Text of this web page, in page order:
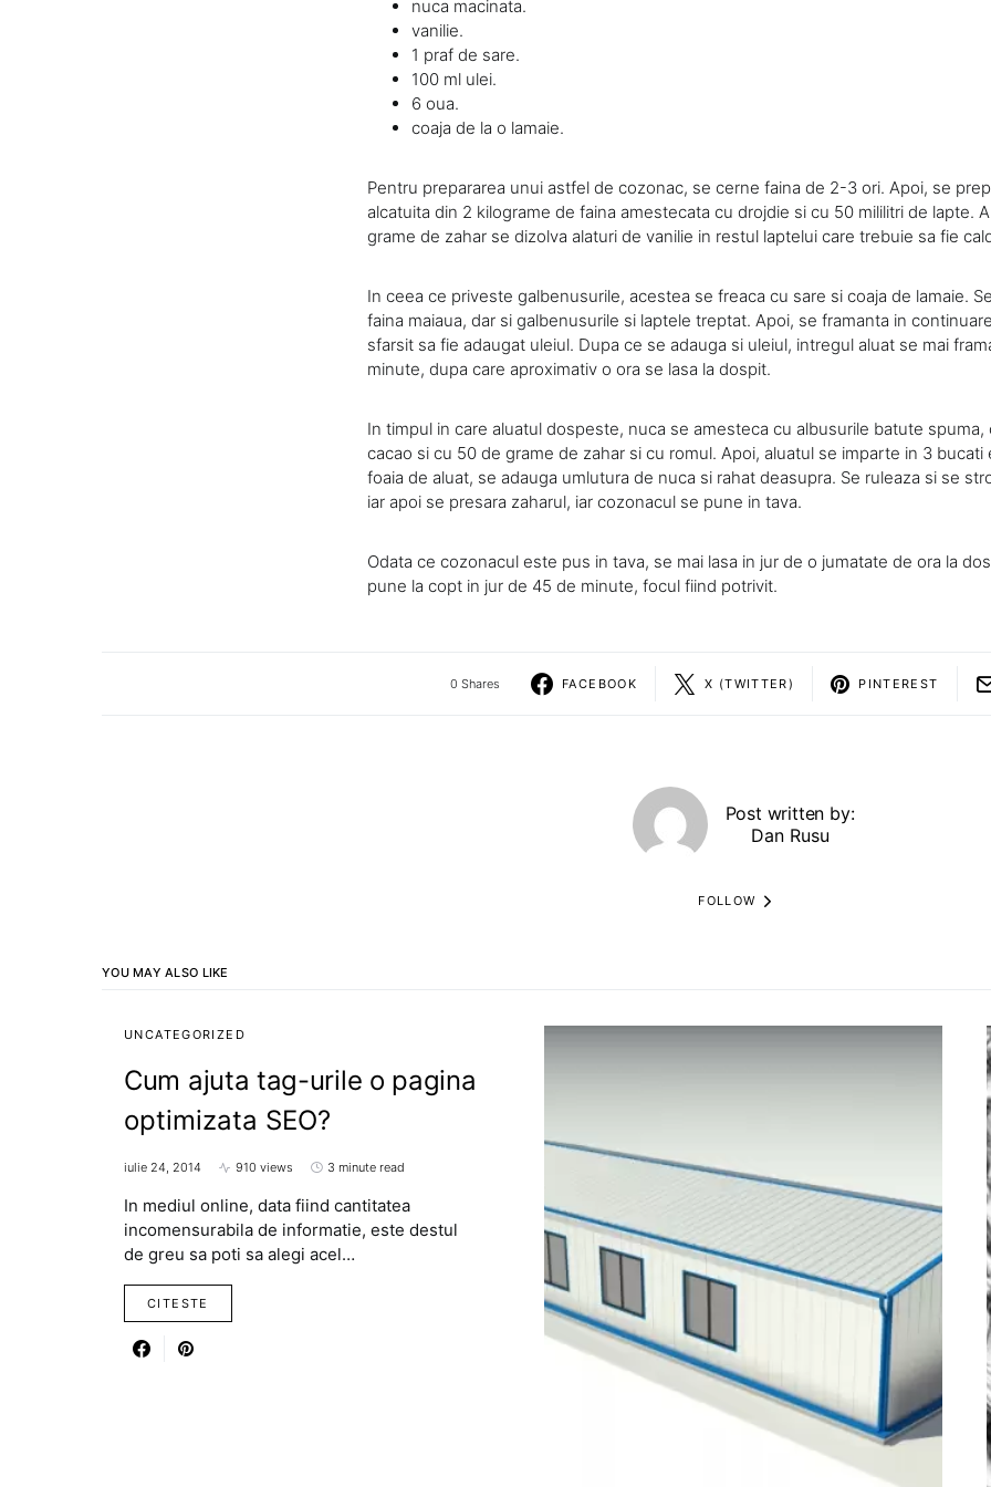
nuca macinata.
vanilie.
1 praf de sare.
100 ml ulei.
6 oua.
coaja de la o lamaie.
Pentru prepararea unui astfel de cozonac, se cerne faina de 2-3 ori. Apoi, se
alcatuita din 2 kilograme de faina amestecata cu drojdie si cu 50 mililitri de lapte.
grame de zahar se dizolva alaturi de vanilie in restul laptelui care trebuie sa fie
In ceea ce priveste galbenusurile, acestea se freaca cu sare si coaja de lamaie.
faina maiaua, dar si galbenusurile si laptele treptat. Apoi, se framanta in
sfarsit sa fie adaugat uleiul. Dupa ce se adauga si uleiul, intregul aluat se mai
minute, dupa care aproximativ o ora se lasa la dospit.
In timpul in care aluatul dospeste, nuca se amesteca cu albusurile batute spuma,
cacao si cu 50 de grame de zahar si cu romul. Apoi, aluatul se imparte in 3 bucati
foaia de aluat, se adauga umlutura de nuca si rahat deasupra. Se ruleaza si se
iar apoi se presara zaharul, iar cozonacul se pune in tava.
Odata ce cozonacul este pus in tava, se mai lasa in jur de o jumatate de ora la
pune la copt in jur de 45 de minute, focul fiind potrivit.
0 Shares FACEBOOK X (TWITTER) PINTEREST
Post written by:
Dan Rusu
FOLLOW
YOU MAY ALSO LIKE
UNCATEGORIZED
Cum ajuta tag-urile o pagina
optimizata SEO?
iulie 24, 2014 910 views 3 minute read
In mediul online, data fiind cantitatea
incomensurabila de informatie, este destul
de greu sa poti sa alegi acel…
CITESTE